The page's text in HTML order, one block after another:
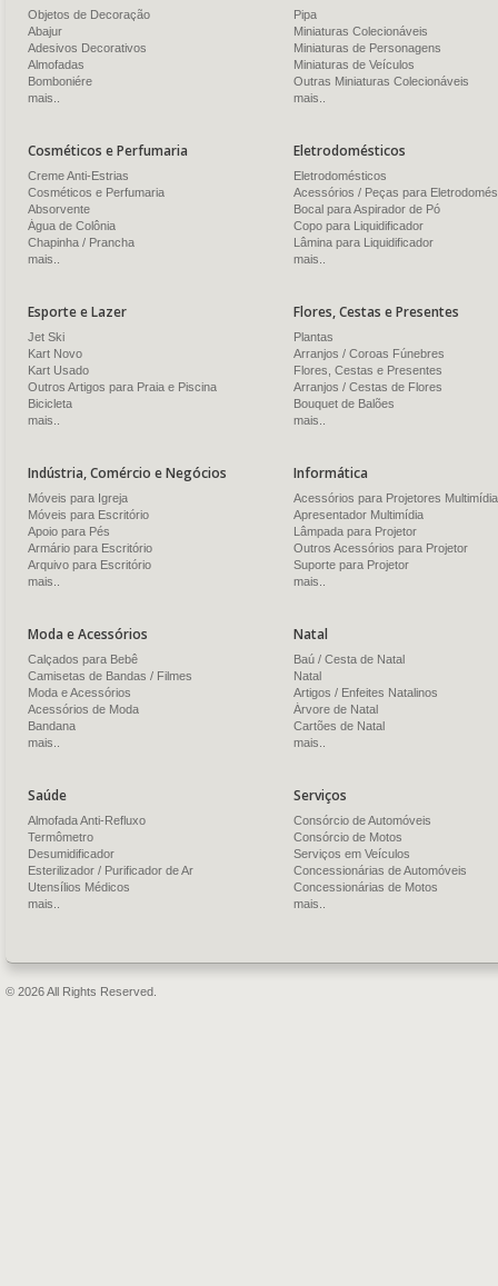
Objetos de Decoração
Abajur
Adesivos Decorativos
Almofadas
Bomboniére
mais..
Pipa
Miniaturas Colecionáveis
Miniaturas de Personagens
Miniaturas de Veículos
Outras Miniaturas Colecionáveis
mais..
Cosméticos e Perfumaria
Creme Anti-Estrias
Cosméticos e Perfumaria
Absorvente
Água de Colônia
Chapinha / Prancha
mais..
Eletrodomésticos
Eletrodomésticos
Acessórios / Peças para
Bocal para Aspirador de Pó
Copo para Liquidificador
Lâmina para Liquidificador
mais..
Esporte e Lazer
Jet Ski
Kart Novo
Kart Usado
Outros Artigos para Praia e Piscina
Bicicleta
mais..
Flores, Cestas e Presentes
Plantas
Arranjos / Coroas Fúnebres
Flores, Cestas e Presentes
Arranjos / Cestas de Flores
Bouquet de Balões
mais..
Indústria, Comércio e Negócios
Móveis para Igreja
Móveis para Escritório
Apoio para Pés
Armário para Escritório
Arquivo para Escritório
mais..
Informática
Acessórios para Projetores Multimídia
Apresentador Multimídia
Lâmpada para Projetor
Outros Acessórios para Projetor
Suporte para Projetor
mais..
Moda e Acessórios
Calçados para Bebê
Camisetas de Bandas / Filmes
Moda e Acessórios
Acessórios de Moda
Bandana
mais..
Natal
Baú / Cesta de Natal
Natal
Artigos / Enfeites Natalinos
Árvore de Natal
Cartões de Natal
mais..
Saúde
Almofada Anti-Refluxo
Termômetro
Desumidificador
Esterilizador / Purificador de Ar
Utensílios Médicos
mais..
Serviços
Consórcio de Automóveis
Consórcio de Motos
Serviços em Veículos
Concessionárias de Automóveis
Concessionárias de Motos
mais..
© 2026 All Rights Reserved.